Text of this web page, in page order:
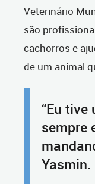
Veterinário
são
cachorros e
de um animal
“Eu
sempre
Yasmin.